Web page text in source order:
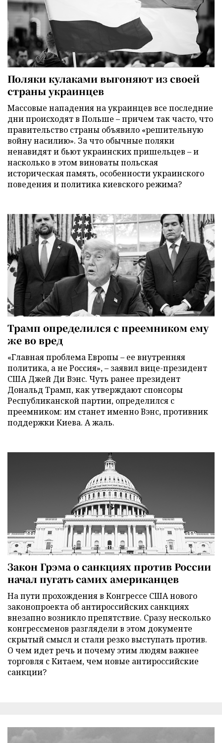
Поляки кулаками выгоняют из своей
страны украинцев
Массовые нападения на украинцев все последние
дни происходят в Польше – причем так часто, что
правительство страны объявило «решительную
войну насилию». За что обычные поляки
ненавидят и бьют украинских пришельцев – и
насколько в этом виноваты польская
историческая память, особенности украинского
поведения и политика киевского режима?
Трамп определился с преемником ему
же во вред
«Главная проблема Европы – ее внутренняя
политика, а не Россия», – заявил вице-президент
США Джей Ди Вэнс. Чуть ранее президент
Дональд Трамп, как утверждают спонсоры
Республиканской партии, определился с
преемником: им станет именно Вэнс, противник
поддержки Киева. А жаль.
Закон Грэма о санкциях против России
начал пугать самих американцев
На пути прохождения в Конгрессе США нового
законопроекта об антироссийских санкциях
внезапно возникло препятствие. Сразу несколько
конгрессменов разглядели в этом документе
скрытый смысл и стали резко выступать против.
О чем идет речь и почему этим людям важнее
торговля с Китаем, чем новые антироссийские
санкции?